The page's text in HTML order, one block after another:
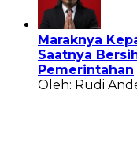
Maraknya
Saatnya
Pemerintahan
Oleh: Rudi